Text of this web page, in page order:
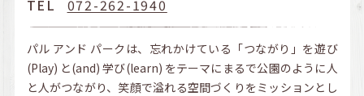
TEL
072-262-1940
パル アンド パークは、忘れかけている「つながり」を遊び
(Play) と(and) 学び(learn) をテーマにまるで公園のように人
と人がつながり、笑顔で溢れる空間づくりをミッションとし